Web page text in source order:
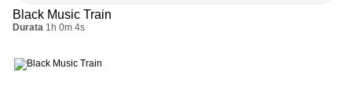
Black Music Train
Durata 1h 0m 4s